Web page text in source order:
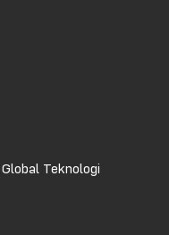
Teknologi